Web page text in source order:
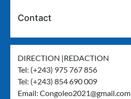
Contact
DIRECTION |REDACTION
Tel: (+243) 975 767 856
Tel: (+243) 854 690 009
Email:Congoleo2021@gmail.com